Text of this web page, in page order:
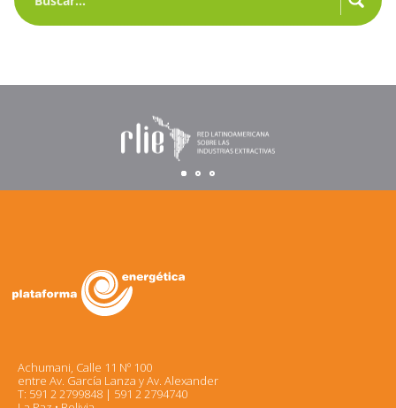
Achumani, Calle 11 Nº 100
entre Av. García Lanza y Av. Alexander
T: 591 2 2799848 | 591 2 2794740